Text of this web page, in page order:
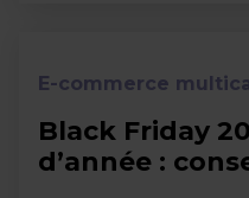
E-commerce
Black Friday
d’année :